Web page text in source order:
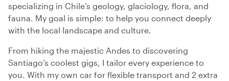
specializing in Chile’s geology, glaciology, flora, and
fauna. My goal is simple: to help you connect deeply
with the local landscape and culture.
From hiking the majestic Andes to discovering
Santiago’s coolest gigs, I tailor every experience to
you. With my own car for flexible transport and 2 extra